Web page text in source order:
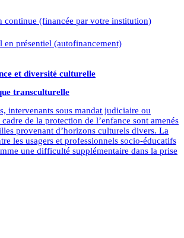
continue (financée par votre institution)
en présentiel (autofinancement)
et diversité culturelle
transculturelle
intervenants sous mandat judiciaire ou
de la protection de l’enfance sont amenés
provenant d’horizons culturels divers. La
les usagers et professionnels socio-éducatifs
une difficulté supplémentaire dans la prise